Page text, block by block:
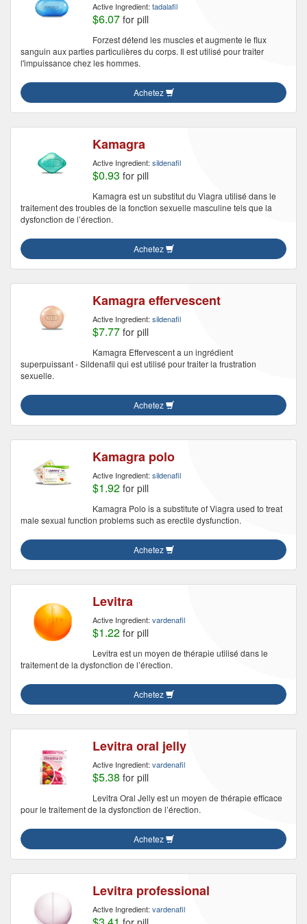
Active Ingredient: tadalafil
$6.07 for pill
Forzest détend les muscles et augmente le flux
sanguin aux parties particulières du corps. Il est utilisé pour traiter
l'impuissance chez les hommes.
Achetez
Kamagra
Active Ingredient: sildenafil
$0.93 for pill
Kamagra est un substitut du Viagra utilisé dans le
traitement des troubles de la fonction sexuelle masculine tels que la
dysfonction de l’érection.
Achetez
Kamagra effervescent
Active Ingredient: sildenafil
$7.77 for pill
Kamagra Effervescent a un ingrédient
superpuissant - Sildenafil qui est utilisé pour traiter la frustration
sexuelle.
Achetez
Kamagra polo
Active Ingredient: sildenafil
$1.92 for pill
Kamagra Polo is a substitute of Viagra used to treat
male sexual function problems such as erectile dysfunction.
Achetez
Levitra
Active Ingredient: vardenafil
$1.22 for pill
Levitra est un moyen de thérapie utilisé dans le
traitement de la dysfonction de l’érection.
Achetez
Levitra oral jelly
Active Ingredient: vardenafil
$5.38 for pill
Levitra Oral Jelly est un moyen de thérapie efficace
pour le traitement de la dysfonction de l’érection.
Achetez
Levitra professional
Active Ingredient: vardenafil